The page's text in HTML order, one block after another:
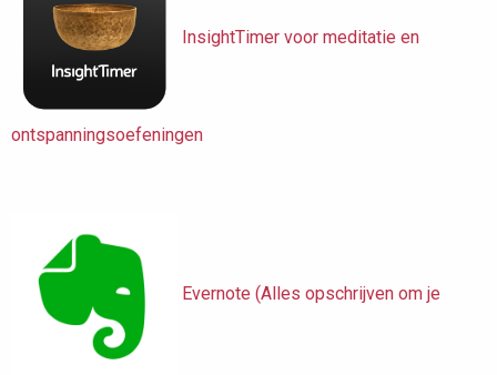
InsightTimer voor meditatie en
ontspanningsoefeningen
Evernote (Alles opschrijven om je